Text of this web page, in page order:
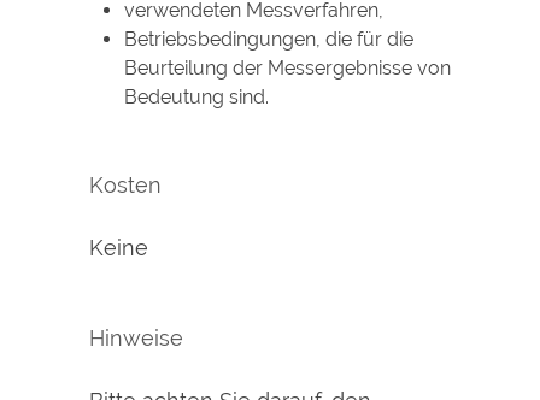
verwendeten Messverfahren,
Betriebsbedingungen, die für die
Beurteilung der Messergebnisse von
Bedeutung sind.
Kosten
Keine
Hinweise